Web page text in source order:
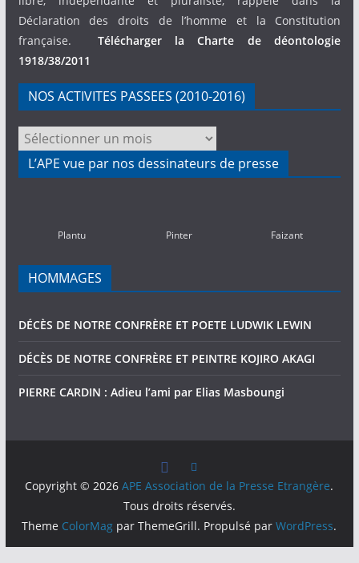
Déclaration des droits de l’homme et la Constitution
française. Télécharger la Charte de déontologie
1918/38/2011
NOS ACTIVITES PASSEES (2010-2016)
NOS
ACTIVITES
PASSEES
L’APE vue par nos dessinateurs de presse
Plantu Pinter Faizant
HOMMAGES
DÉCÈS DE NOTRE CONFRÈRE ET POETE LUDWIK LEWIN
DÉCÈS DE NOTRE CONFRÈRE ET PEINTRE KOJIRO AKAGI
PIERRE CARDIN : Adieu l’ami par Elias Masboungi
Copyright © 2026APE Association de la Presse Etrangère.
Tous droits réservés.
Theme ColorMag par ThemeGrill. Propulsé parWordPress.